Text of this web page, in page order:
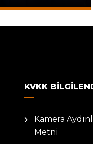
KVKK
Kamera
Metni